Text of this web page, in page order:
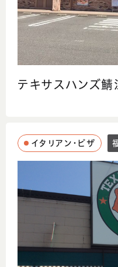
テキサスハンズ鯖
イタリアン・ピザ